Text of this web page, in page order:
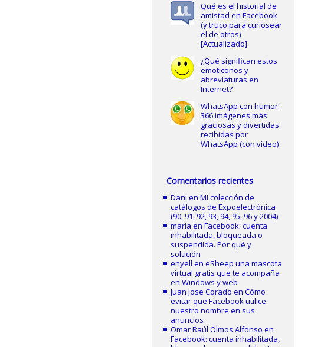
Qué es el historial de
amistad en Facebook
(y truco para curiosear
el de otros)
[Actualizado]
¿Qué significan estos
emoticonos y
abreviaturas en
Internet?
WhatsApp con humor:
366 imágenes más
graciosas y divertidas
recibidas por
WhatsApp (con vídeo)
Comentarios recientes
Dani enMi colección de
catálogos de Expoelectrónica
(90, 91, 92, 93, 94, 95, 96 y 2004)
maria enFacebook: cuenta
inhabilitada, bloqueada o
suspendida. Por qué y
solución
enyell eneSheep una mascota
virtual gratis que te acompaña
en Windows y web
Juan Jose Corado enCómo
evitar que Facebook utilice
nuestro nombre en sus
anuncios
Omar Raúl Olmos Alfonso en
Facebook: cuenta inhabilitada,